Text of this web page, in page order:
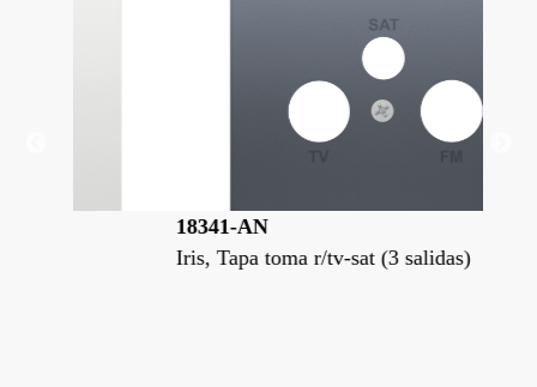
18341-AN
Iris, Tapa toma r/tv-sat (3 salidas)